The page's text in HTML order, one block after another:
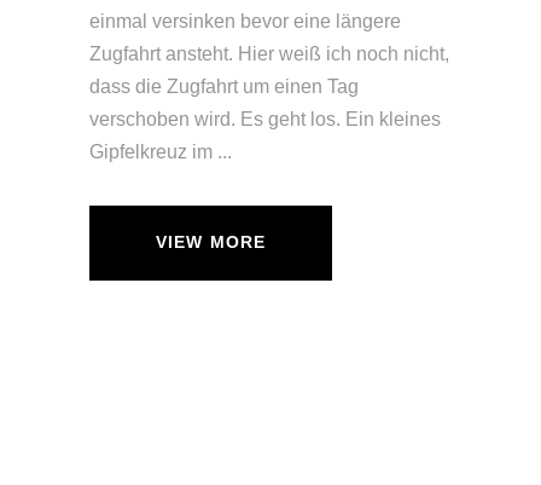
einmal versinken bevor eine längere
Zugfahrt ansteht. Hier weiß ich noch nicht,
dass die Zugfahrt um einen Tag
verschoben wird. Es geht los. Ein kleines
Gipfelkreuz im
VIEW MORE